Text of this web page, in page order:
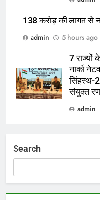
138 करोड़ की लागत से
admin
5 hours ago
7 राज्यों
नार्को
सिंहस्थ-
संयुक्त
admin
Search